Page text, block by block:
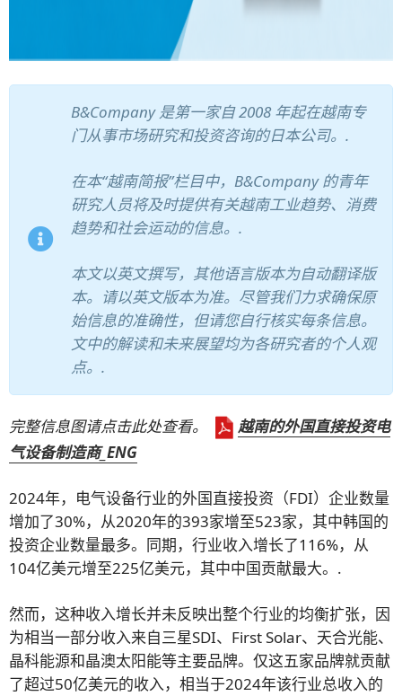
B&Company 是第一家自 2008 年起在越南专
门从事市场研究和投资咨询的日本公司。.
在本“越南简报”栏目中，B&Company 的青年
研究人员将及时提供有关越南工业趋势、消费
趋势和社会运动的信息。.
本文以英文撰写，其他语言版本为自动翻译版
本。请以英文版本为准。尽管我们力求确保原
始信息的准确性，但请您自行核实每条信息。
文中的解读和未来展望均为各研究者的个人观
点。.
完整信息图请点击此处查看。
越南的外国直接投资电
气设备制造商_ENG
2024年，电气设备行业的外国直接投资（FDI）企业数量
增加了30%，从2020年的393家增至523家，其中韩国的
投资企业数量最多。同期，行业收入增长了116%，从
104亿美元增至225亿美元，其中中国贡献最大。.
然而，这种收入增长并未反映出整个行业的均衡扩张，因
为相当一部分收入来自三星SDI、First Solar、天合光能、
晶科能源和晶澳太阳能等主要品牌。仅这五家品牌就贡献
了超过50亿美元的收入，相当于2024年该行业总收入的